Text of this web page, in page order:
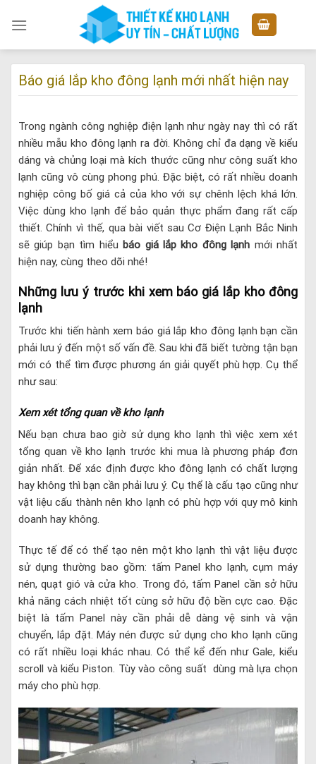
Báo giá lắp kho đông lạnh mới nhất hiện nay
Trong ngành công nghiệp điện lạnh như ngày nay thì có rất
nhiều mẫu kho đông lạnh ra đời. Không chỉ đa dạng về kiểu
dáng và chủng loại mà kích thước cũng như công suất kho
lạnh cũng vô cùng phong phú. Đặc biệt, có rất nhiều doanh
nghiệp công bố giá cả của kho với sự chênh lệch khá lớn.
Việc dùng kho lạnh để bảo quản thực phẩm đang rất cấp
thiết. Chính vì thế, qua bài viết sau Cơ Điện Lạnh Bắc Ninh
sẽ giúp bạn tìm hiểu báo giá lắp kho đông lạnh mới nhất
hiện nay, cùng theo dõi nhé!
Những lưu ý trước khi xem báo giá lắp kho đông
lạnh
Trước khi tiến hành xem báo giá lắp kho đông lạnh bạn cần
phải lưu ý đến một số vấn đề. Sau khi đã biết tường tận bạn
mới có thể tìm được phương án giải quyết phù hợp. Cụ thể
như sau:
Xem xét tổng quan về kho lạnh
Nếu bạn chưa bao giờ sử dụng kho lạnh thì việc xem xét
tổng quan về kho lạnh trước khi mua là phương pháp đơn
giản nhất. Để xác định được kho đông lạnh có chất lượng
hay không thì bạn cần phải lưu ý. Cụ thể là cấu tạo cũng như
vật liệu cấu thành nên kho lạnh có phù hợp với quy mô kinh
doanh hay không.
Thực tế để có thể tạo nên một kho lạnh thì vật liệu được
sử dụng thường bao gồm: tấm Panel kho lạnh, cụm máy
nén, quạt gió và cửa kho. Trong đó, tấm Panel cần sở hữu
khả năng cách nhiệt tốt cùng sở hữu độ bền cực cao. Đặc
biệt là tấm Panel này cần phải dễ dàng vệ sinh và vận
chuyển, lắp đặt. Máy nén được sử dụng cho kho lạnh cũng
có rất nhiều loại khác nhau. Có thể kể đến như Gale, kiểu
scroll và kiểu Piston. Tùy vào công suất dùng mà lựa chọn
máy cho phù hợp.